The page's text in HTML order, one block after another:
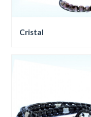
Cristal